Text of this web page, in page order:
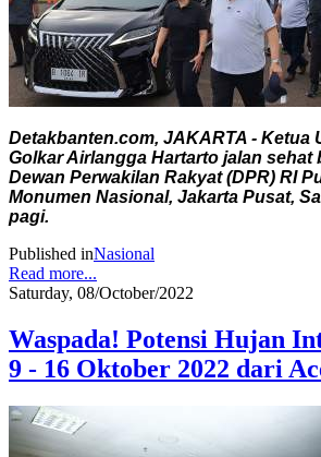
Detakbanten.com, JAKARTA - Ketua
Golkar Airlangga Hartarto jalan sehat
Dewan Perwakilan Rakyat (DPR) RI
Monumen Nasional, Jakarta Pusat,
pagi.
Published inNasional
Read more...
Saturday, 08/October/2022
Waspada! Potensi Hujan
9 - 16 Oktober 2022 dari